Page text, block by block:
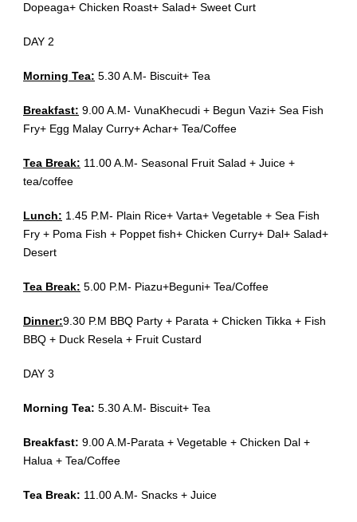
Dopeaga+ Chicken Roast+ Salad+ Sweet Curt
DAY 2
Morning Tea: 5.30 A.M- Biscuit+ Tea
Breakfast: 9.00 A.M- VunaKhecudi + Begun Vazi+ Sea Fish
Fry+ Egg Malay Curry+ Achar+ Tea/Coffee
Tea Break: 11.00 A.M- Seasonal Fruit Salad + Juice +
tea/coffee
Lunch: 1.45 P.M- Plain Rice+ Varta+ Vegetable + Sea Fish
Fry + Poma Fish + Poppet fish+ Chicken Curry+ Dal+ Salad+
Desert
Tea Break: 5.00 P.M- Piazu+Beguni+ Tea/Coffee
Dinner:9.30 P.M BBQ Party + Parata + Chicken Tikka + Fish
BBQ + Duck Resela + Fruit Custard
DAY 3
Morning Tea: 5.30 A.M- Biscuit+ Tea
Breakfast: 9.00 A.M-Parata + Vegetable + Chicken Dal +
Halua + Tea/Coffee
Tea Break: 11.00 A.M- Snacks + Juice